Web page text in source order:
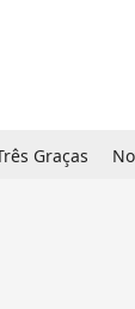
Graças